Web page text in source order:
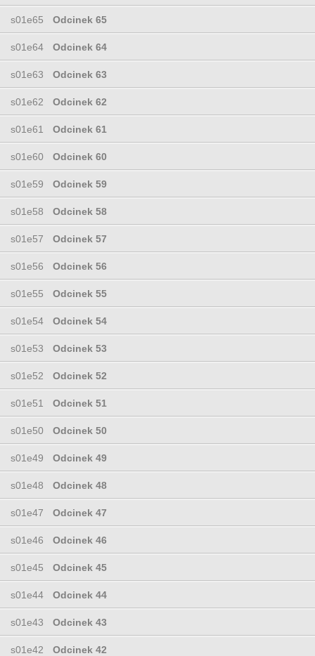
s01e65 Odcinek 65
s01e64 Odcinek 64
s01e63 Odcinek 63
s01e62 Odcinek 62
s01e61 Odcinek 61
s01e60 Odcinek 60
s01e59 Odcinek 59
s01e58 Odcinek 58
s01e57 Odcinek 57
s01e56 Odcinek 56
s01e55 Odcinek 55
s01e54 Odcinek 54
s01e53 Odcinek 53
s01e52 Odcinek 52
s01e51 Odcinek 51
s01e50 Odcinek 50
s01e49 Odcinek 49
s01e48 Odcinek 48
s01e47 Odcinek 47
s01e46 Odcinek 46
s01e45 Odcinek 45
s01e44 Odcinek 44
s01e43 Odcinek 43
s01e42 Odcinek 42